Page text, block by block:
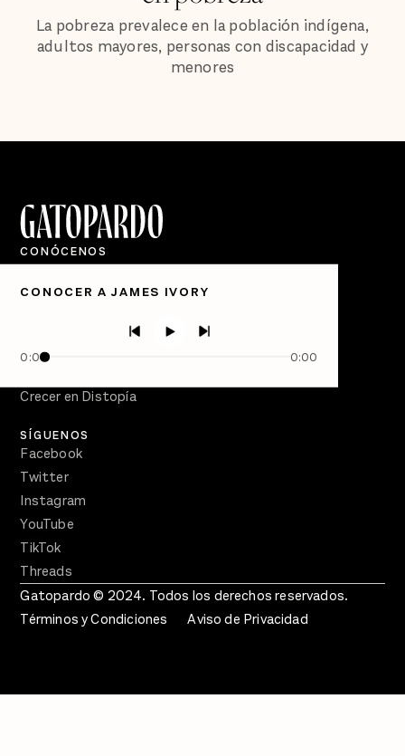
La pobreza prevalece en la población indígena,
adultos mayores, personas con discapacidad y
menores
CONOCER A JAMES IVORY
0:00 0:00
CONÓCENOS
Quiénes Somos
Directorio
Semanario Gatopardo
Crecer en Distopía
SÍGUENOS
Facebook
Twitter
Instagram
YouTube
TikTok
Threads
Gatopardo © 2024. Todos los derechos reservados.
Términos y Condiciones
Aviso de Privacidad